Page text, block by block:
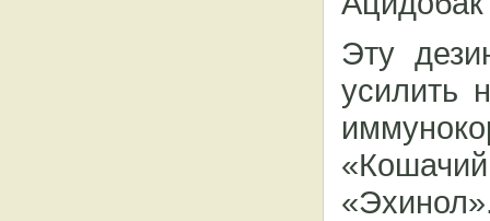
Эту
усилить